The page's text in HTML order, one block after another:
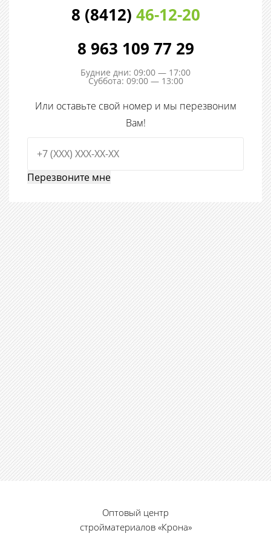
8 (8412) 46-12-20
8 963 109 77 29
Будние дни: 09:00 — 17:00
Суббота: 09:00 — 13:00
Или оставьте свой номер и мы перезвоним
Вам!
Оптовый центр
стройматериалов «Крона»